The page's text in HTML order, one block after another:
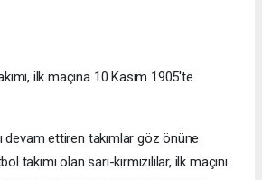
ilk maçına 10 Kasım 1905'te
devam ettiren takımlar göz önüne
takımı olan sarı-kırmızılılar, ilk maçını